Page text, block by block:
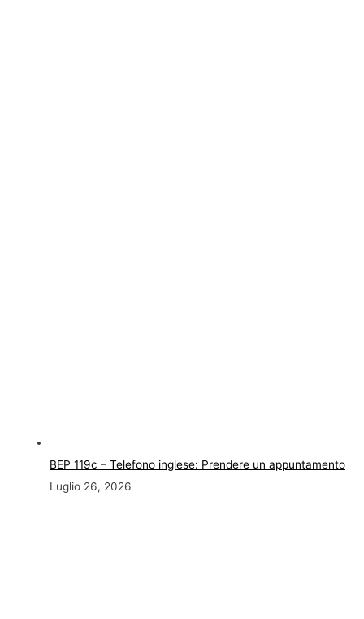
BEP 119c – Telefono inglese: Prendere un appuntamento
Luglio 26, 2026